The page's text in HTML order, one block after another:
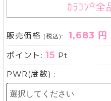
ｶﾗｺﾝ 全
販売価格 (税込): 1,683 円
ポイント:15 Pt
PWR(度数) :